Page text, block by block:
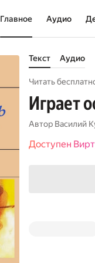
Главное Аудио
Текст Аудио
Читать
Играет
Автор Василий
Доступен